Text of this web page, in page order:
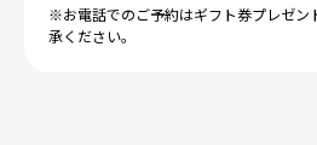
※お電話でのご予約はギフト券プレゼン
承ください。